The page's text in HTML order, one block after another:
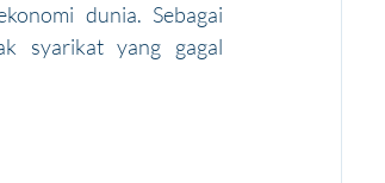
dunia. Sebagai
syarikat yang gagal